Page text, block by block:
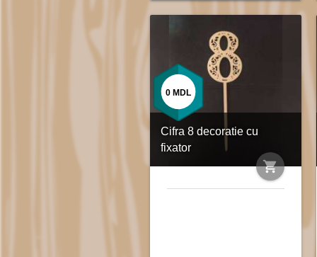
Cifra 8 decoratie cu
fixator
shopping_cart
0 MDL